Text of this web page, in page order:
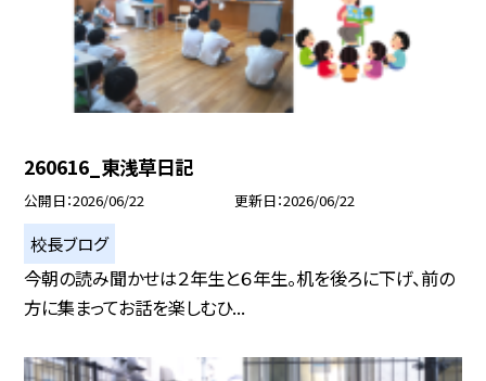
260616_東浅草日記
公開日 2026/06/22 更新日 2026/06/22
校長ブログ
今朝の読み聞かせは２年生と６年生。机を後ろに下げ、前の
方に集まってお話を楽しむひ...